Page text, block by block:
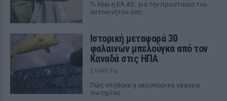
Tι λέει η ΕΛ.ΑΣ. για την προστασία του
αυτοκινήτου σας
Ιστορική μεταφορά 30
φαλαινών μπελούγκα από τον
Καναδά στις ΗΠΑ
ΣΉΜΕΡΑ
Πώς στήθηκε η αεροπορική γέφυρα
σωτηρίας